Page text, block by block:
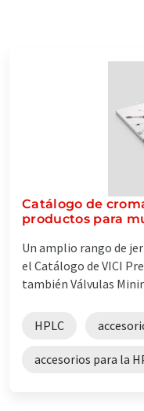
Catálogo de
productos para
Un amplio rango de
el Catálogo de VICI
también Válvulas
HPLC
accesorios para la